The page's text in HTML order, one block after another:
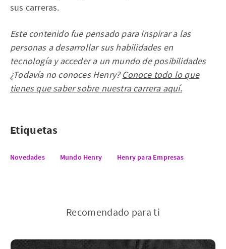
sus carreras.
Este contenido fue pensado para inspirar a las
personas a desarrollar sus habilidades en
tecnología y acceder a un mundo de posibilidades
¿Todavía no conoces Henry?Conoce todo lo que
tienes que saber sobre nuestra carrera aquí.
Etiquetas
Novedades Mundo Henry Henry para Empresas
Recomendado para ti